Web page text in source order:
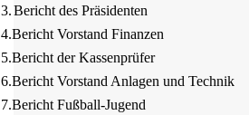
3.Bericht des Präsidenten
4.Bericht Vorstand Finanzen
5.Bericht der Kassenprüfer
6.Bericht Vorstand Anlagen und Technik
7.Bericht Fußball-Jugend